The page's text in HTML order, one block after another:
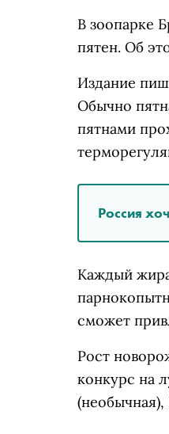
В зоопарке
пятен. Об
Издание
Обычно
пятнами
Россия
Каждый
сможет
Рост
конкурс на